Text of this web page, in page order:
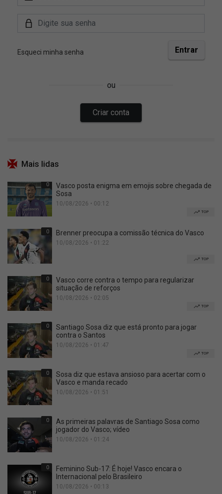
Mais lidas
0
Vasco posta enigma em emojis sobre chegada de
Sosa
10/08/2026 • 00:12
TOP
0 Brenner preocupa a comissão técnica do Vasco
10/08/2026 • 01:22
TOP
0
Vasco corre contra o tempo para regularizar
situação de reforços
10/08/2026 • 02:05
TOP
0
Santiago Sosa diz que está pronto para jogar
contra o Santos
10/08/2026 • 01:47
TOP
0
Sosa diz que estava ansioso para acertar com o
Vasco e manda recado
10/08/2026 • 01:51
0
As primeiras palavras de Santiago Sosa como
jogador do Vasco; vídeo
10/08/2026 • 01:24
0
Feminino Sub-17: É hoje! Vasco encara o
Internacional pelo Brasileiro
10/08/2026 • 00:13